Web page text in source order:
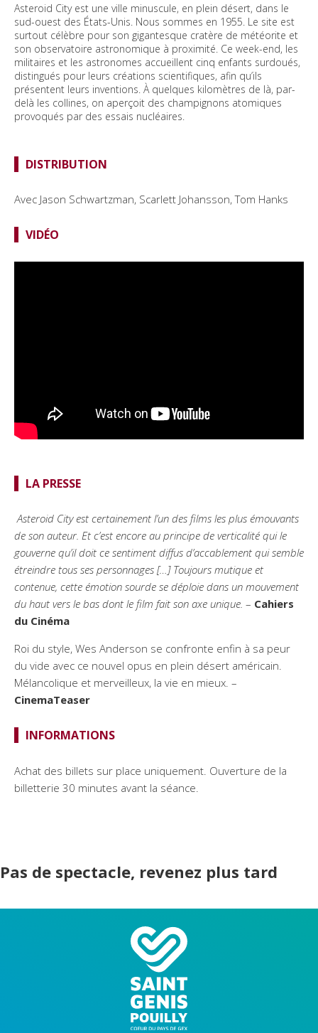
Asteroid City est une ville minuscule, en plein désert, dans le
sud-ouest des États-Unis. Nous sommes en 1955. Le site est
surtout célèbre pour son gigantesque cratère de météorite et
son observatoire astronomique à proximité. Ce week-end, les
militaires et les astronomes accueillent cinq enfants surdoués,
distingués pour leurs créations scientifiques, afin qu’ils
présentent leurs inventions. À quelques kilomètres de là, par-
delà les collines, on aperçoit des champignons atomiques
provoqués par des essais nucléaires.
DISTRIBUTION
Avec Jason Schwartzman, Scarlett Johansson, Tom Hanks
VIDÉO
LA PRESSE
Asteroid City est certainement l’un des films les plus émouvants
de son auteur. Et c’est encore au principe de verticalité qui le
gouverne qu’il doit ce sentiment diffus d’accablement qui semble
étreindre tous ses personnages […] Toujours mutique et
contenue, cette émotion sourde se déploie dans un mouvement
du haut vers le bas dont le film fait son axe unique. – Cahiers
du Cinéma
Roi du style, Wes Anderson se confronte enfin à sa peur
du vide avec ce nouvel opus en plein désert américain.
Mélancolique et merveilleux, la vie en mieux. –
CinemaTeaser
INFORMATIONS
Achat des billets sur place uniquement. Ouverture de la
billetterie 30 minutes avant la séance.
Pas de spectacle, revenez plus tard